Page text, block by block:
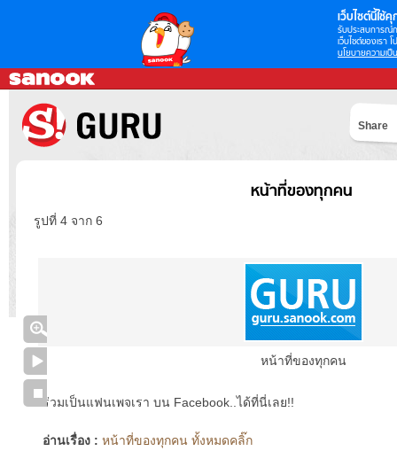
เว็บไซต์นี้ใช้คุ
รับประสบการณ์
เว็บไซต์ของเรา
นโยบายความเป็
Share
หน้าที่ของทุกคน
รูปที่ 4 จาก 6
หน้าที่ของทุกคน
ร่วมเป็นแฟนเพจเรา บน Facebook..ได้ที่นี่เลย!!
อ่านเรื่อง : หน้าที่ของทุกคน ทั้งหมดคลิ๊ก